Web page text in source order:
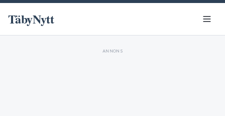
TäbyNytt
ANNONS